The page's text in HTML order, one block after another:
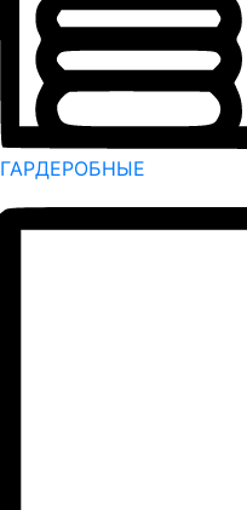
ГАРДЕРОБНЫЕ